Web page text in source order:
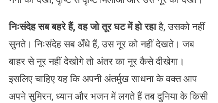
निःसंदेह सब बहरे हैं, वह जो तूर घट में हो रहाहै, उसको नहीं
सुनते। निःसंदेह सब अँधे हैं, उस नूर को नहीं देखते। जब
बाहर से नूर नहीं देखोगे तो अंतर का नूर कैसे दीखेगा।
इसलिए चाहिए यह कि अपनी अंतर्मुख साधना के वक्त आप
अपने सुमिरन, ध्यान और भजन में लगते हैं तब दुनिया के किसी